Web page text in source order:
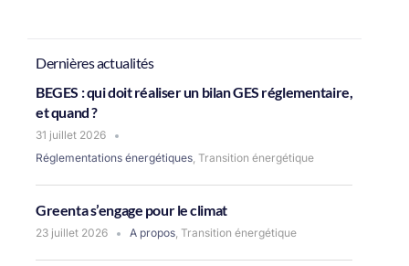
Dernières actualités
BEGES : qui doit réaliser un bilan GES réglementaire,
et quand ?
31 juillet 2026
Réglementations énergétiques,Transition énergétique
Greenta s’engage pour le climat
23 juillet 2026 A propos,Transition énergétique